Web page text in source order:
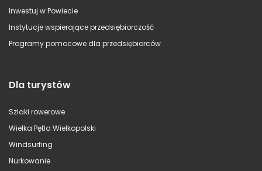
Inwestuj w Powiecie
Instytucje wspierające przedsiębiorczość
Programy pomocowe dla przedsiębiorców
Dla turystów
Szlaki rowerowe
Wielka Pętla Wielkopolski
Windsurfing
Nurkowanie